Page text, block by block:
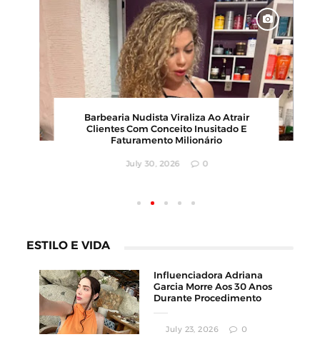
Karyna Shuliak Pode Herdar Até US$ 100
Milhões Da Fortuna De Jeffrey Epstein,
Apontam Documentos Dos EUA
July 29, 2026 0
ESTILO E VIDA
Influenciadora Adriana
Garcia Morre Aos 30 Anos
Durante Procedimento
July 23, 2026 0